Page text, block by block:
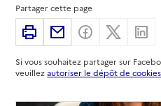
Partager cette page
ImprimerPartager par email
Partager sur
Si vous souhaitez partager sur
veuillezautoriser le dépôt de cookies